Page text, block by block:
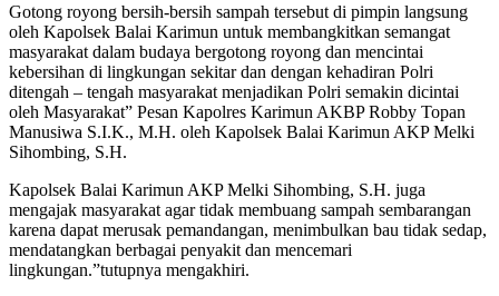
Gotong royong bersih-bersih sampah tersebut di pimpin langsung
oleh Kapolsek Balai Karimun untuk membangkitkan semangat
masyarakat dalam budaya bergotong royong dan mencintai
kebersihan di lingkungan sekitar dan dengan kehadiran Polri
ditengah – tengah masyarakat menjadikan Polri semakin dicintai
oleh Masyarakat” Pesan Kapolres Karimun AKBP Robby Topan
Manusiwa S.I.K., M.H. oleh Kapolsek Balai Karimun AKP Melki
Sihombing, S.H.
Kapolsek Balai Karimun AKP Melki Sihombing, S.H. juga
mengajak masyarakat agar tidak membuang sampah sembarangan
karena dapat merusak pemandangan, menimbulkan bau tidak sedap,
mendatangkan berbagai penyakit dan mencemari
lingkungan.”tutupnya mengakhiri.